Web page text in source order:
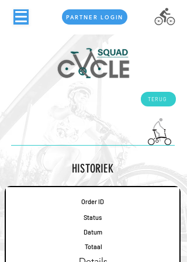
PARTNER LOGIN
TERUG
HISTORIEK
Order ID
Status
Datum
Totaal